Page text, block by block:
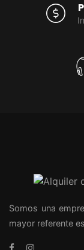
Somos una
mayor referente